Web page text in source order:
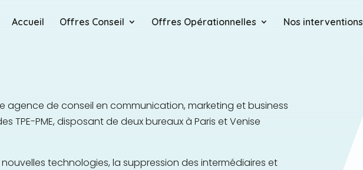
Accueil Offres Conseil Offres Opérationnelles Nos interventions
agence de conseil en communication, marketing et business
TPE-PME, disposant de deux bureaux à Paris et Venise
technologies, la suppression des intermédiaires et